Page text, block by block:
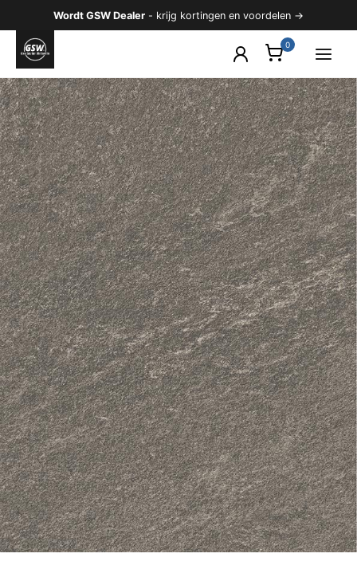
naar
inhoud
Wordt GSW Dealer - krijg kortingen en voordelen →